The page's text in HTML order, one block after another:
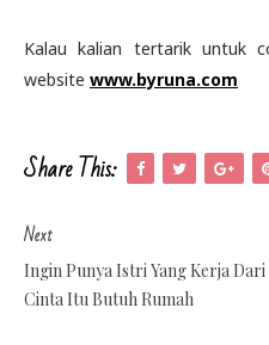
Kalau kalian tertarik untuk
website www.byruna.com
Share This:
Next
Ingin Punya Istri Yang Kerja
Cinta Itu Butuh Rumah